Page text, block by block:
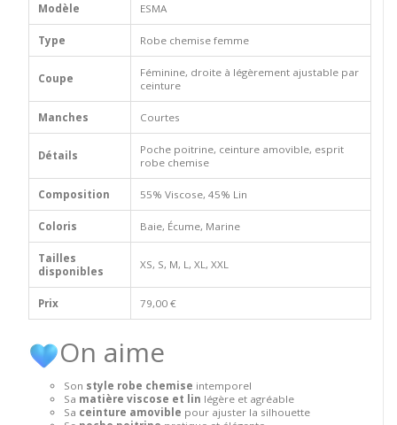
Modèle ESMA
Type Robe chemise femme
Coupe
Féminine, droite à légèrement ajustable par
ceinture
Manches Courtes
Détails
Poche poitrine, ceinture amovible, esprit
robe chemise
Composition 55% Viscose, 45% Lin
Coloris Baie, Écume, Marine
Tailles
disponibles
XS, S, M, L, XL, XXL
Prix 79,00 €
On aime
Son style robe chemise intemporel
Sa matière viscose et lin légère et agréable
Sa ceinture amovible pour ajuster la silhouette